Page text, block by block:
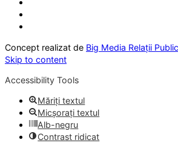
Concept realizat de Big Media Relații
Skip to content
Accessibility Tools
Măriți textul
Micșorați textul
Alb-negru
Contrast ridicat